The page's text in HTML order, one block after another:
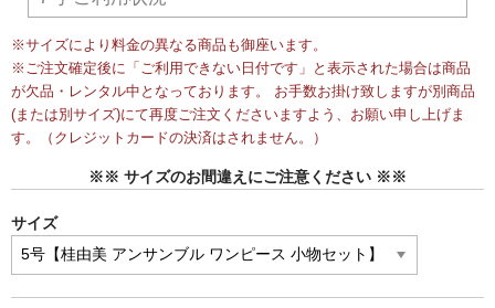
※サイズにより料金の異なる商品も御座います。
※ご注文確定後に「ご利用できない日付です」と表示された場合は商品
が欠品・レンタル中となっております。 お手数お掛け致しますが別商品
(または別サイズ)にて再度ご注文くださいますよう、お願い申し上げま
す。（クレジットカードの決済はされません。）
※※ サイズのお間違えにご注意ください ※※
サイズ